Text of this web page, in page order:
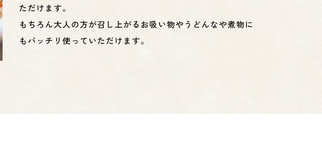
ただけます。
もちろん大人の方が召し上がるお吸い物やうどんなや煮物に
もバッチリ使っていただけます。